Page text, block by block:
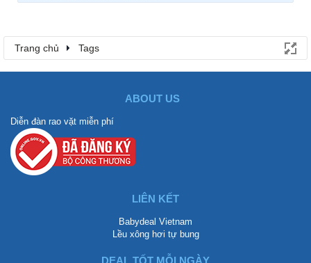
Trang chủ Tags
ABOUT US
Diễn đàn rao vặt miễn phí
LIÊN KẾT
Babydeal Vietnam
Lều xông hơi tự bung